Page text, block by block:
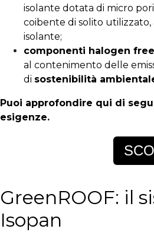
isolante dotata di micro
coibente di solito
isolante;
componenti halogen free
al contenimento delle
di sostenibilità
Puoi approfondire qui di
esigenze.
GreenROOF: il
Isopan